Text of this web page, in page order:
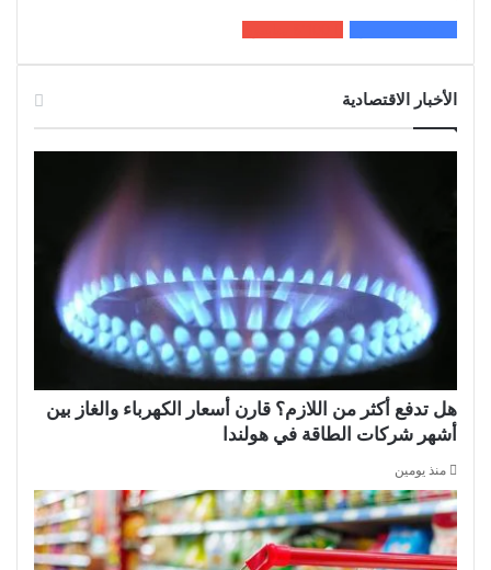
الأخبار الاقتصادية
هل تدفع أكثر من اللازم؟ قارن أسعار الكهرباء والغاز بين
أشهر شركات الطاقة في هولندا
منذ يومين